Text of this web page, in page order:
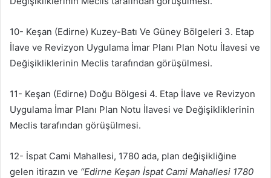
10- Keşan (Edirne) Kuzey-Batı Ve Güney Bölgeleri 3. Etap
İlave ve Revizyon Uygulama İmar Planı Plan Notu İlavesi ve
Değişikliklerinin Meclis tarafından görüşülmesi.
11- Keşan (Edirne) Doğu Bölgesi 4. Etap İlave ve Revizyon
Uygulama İmar Planı Plan Notu İlavesi ve Değişikliklerinin
Meclis tarafından görüşülmesi.
12- İspat Cami Mahallesi, 1780 ada, plan değişikliğine
gelen itirazın ve “Edirne Keşan İspat Cami Mahallesi 1780